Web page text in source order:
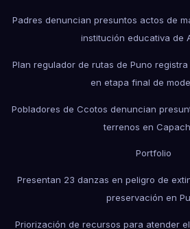
Padres denuncian presuntos actos de
institución educativa de
Plan regulador de rutas de Puno
en etapa final de
Pobladores de Ccotos denuncian
terrenos en
Portfolio
Presentan 23 danzas en peligro de
preservación en
Priorización de recursos para atender